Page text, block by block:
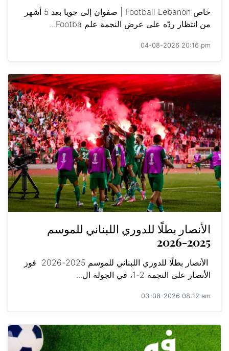
خاص Football Lebanon | صفوان إلى جويا بعد 5 أشهر
من انتظار ردّه على عرض النجمة علم Footba...
04-08-2026 20:16 pm
الأنصار بطلًا للدوري اللبناني للموسم
2025-2026
الأنصار بطلًا للدوري اللبناني للموسم 2025-2026 فوز
الأنصار على النجمة 2-1، في الجولة ال...
03-08-2026 08:12 am